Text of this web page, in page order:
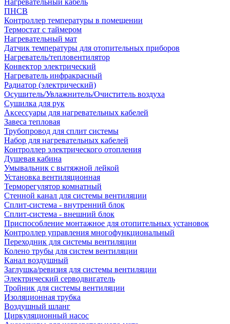
Нагревательный кабель
ПНСВ
Контроллер температуры в помещении
Термостат с таймером
Нагревательный мат
Датчик температуры для отопительных приборов
Нагреватель/тепловентилятор
Конвектор электрический
Нагреватель инфракрасный
Радиатор (электрический)
Осушитель/Увлажнитель/Очиститель воздуха
Сушилка для рук
Аксессуары для нагревательных кабелей
Завеса тепловая
Трубопровод для сплит системы
Набор для нагревательных кабелей
Контроллер электрического отопления
Душевая кабина
Умывальник с вытяжной лейкой
Установка вентиляционная
Терморегулятор комнатный
Стенной канал для системы вентиляции
Сплит-система - внутренний блок
Сплит-система - внешний блок
Приспособление монтажное для отопительных установок
Контроллер управления многофункциональный
Переходник для системы вентиляции
Колено трубы для систем вентиляции
Канал воздушный
Заглушка/ревизия для системы вентиляции
Электрический серводвигатель
Тройник для системы вентиляции
Изоляционная трубка
Воздушный шланг
Циркуляционный насос